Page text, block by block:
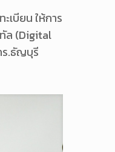
บียน ให้การ
ล (Digital
ร.ธัญบุรี